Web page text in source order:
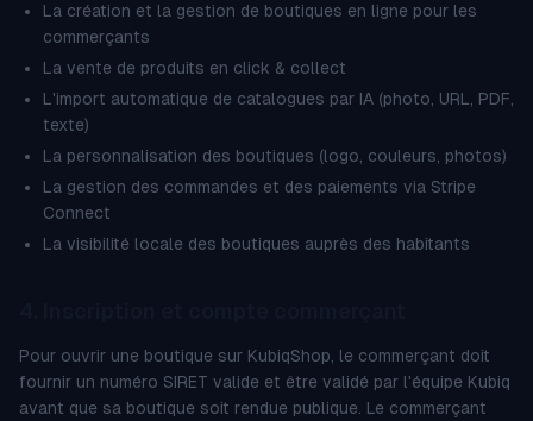
La création et la gestion de boutiques en ligne pour les
commerçants
La vente de produits en click & collect
L'import automatique de catalogues par IA (photo, URL, PDF,
texte)
La personnalisation des boutiques (logo, couleurs, photos)
La gestion des commandes et des paiements via Stripe
Connect
La visibilité locale des boutiques auprès des habitants
Pour ouvrir une boutique sur KubiqShop, le commerçant doit
fournir un numéro SIRET valide et être validé par l'équipe Kubiq
avant que sa boutique soit rendue publique. Le commerçant